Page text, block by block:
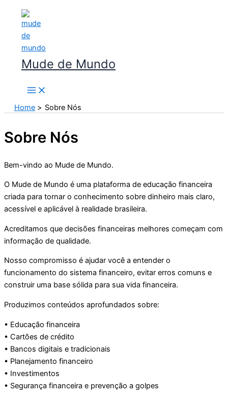
content
Mude de Mundo
Home Sobre Nós
Sobre Nós
Bem-vindo ao Mude de Mundo.
O Mude de Mundo é uma plataforma de educação financeira
criada para tornar o conhecimento sobre dinheiro mais claro,
acessível e aplicável à realidade brasileira.
Acreditamos que decisões financeiras melhores começam com
informação de qualidade.
Nosso compromisso é ajudar você a entender o
funcionamento do sistema financeiro, evitar erros comuns e
construir uma base sólida para sua vida financeira.
Produzimos conteúdos aprofundados sobre:
• Educação financeira
• Cartões de crédito
• Bancos digitais e tradicionais
• Planejamento financeiro
• Investimentos
• Segurança financeira e prevenção a golpes